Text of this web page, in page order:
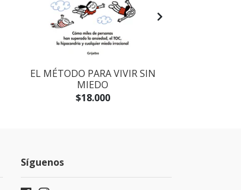
EL MÉTODO PARA VIVIR SIN
MIEDO
$18.000
Síguenos